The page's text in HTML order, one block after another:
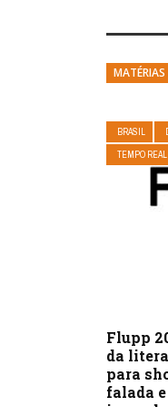
BRASIL
TEMPO REAL
Flupp
da
para
falada